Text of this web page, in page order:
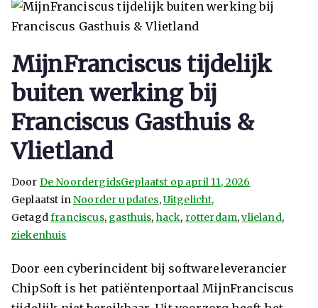
gids
MijnFranciscus tijdelijk
buiten werking bij
Franciscus Gasthuis &
Vlietland
Door De NoordergidsGeplaatst op april 11, 2026
Geplaatst in Noorder updates,Uitgelicht,
Getagdfranciscus, gasthuis, hack, rotterdam,vlieland,
ziekenhuis
Door een cyberincident bij softwareleverancier
ChipSoft is het patiëntenportaal MijnFranciscus